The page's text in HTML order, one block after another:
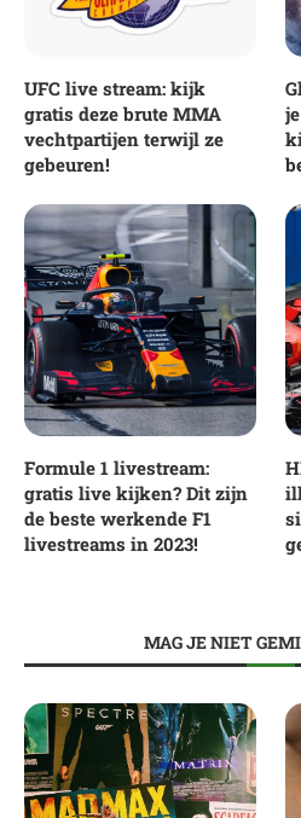
UFC live stream: kijk
gratis deze brute MMA
vechtpartijen terwijl ze
gebeuren!
Formule 1 livestream:
gratis live kijken? Dit zijn
de beste werkende F1
livestreams in 2023!
MAG JE NIET